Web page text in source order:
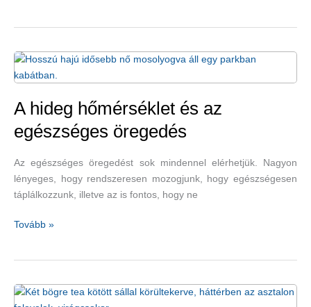
jelent
egyet
feledékenységgel
a
A hideg hőmérséklet és az
egészséges öregedés
Az egészséges öregedést sok mindennel elérhetjük. Nagyon
lényeges, hogy rendszeresen mozogjunk, hogy egészségesen
táplálkozzunk, illetve az is fontos, hogy ne
A
az
egészséges
Tovább »